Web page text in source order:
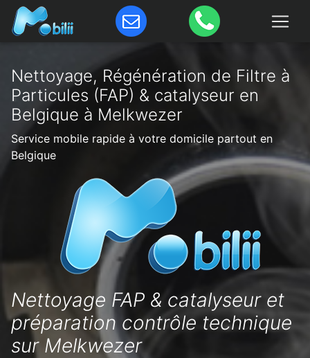
Nettoyage, Régénération de Filtre à
Particules (FAP) & catalyseur en
Belgique à Melkwezer
Service mobile rapide à votre domicile partout en
Belgique
Nettoyage FAP & catalyseur et
préparation contrôle technique
sur Melkwezer